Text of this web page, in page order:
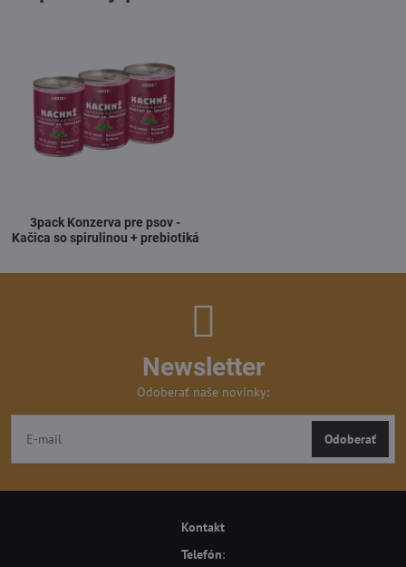
3pack Konzerva pre psov -
Kačica so spirulinou + prebiotiká
Newsletter
Odoberať naše novinky:
Odoberať
Kontakt
Telefón: